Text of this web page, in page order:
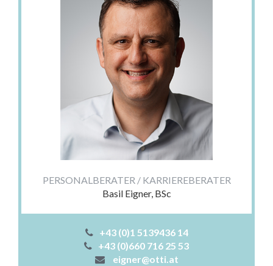
PERSONALBERATER / KARRIEREBERATER
Basil Eigner, BSc
+43 (0)1 5139436 14
+43 (0)660 716 25 53
eigner@otti.at